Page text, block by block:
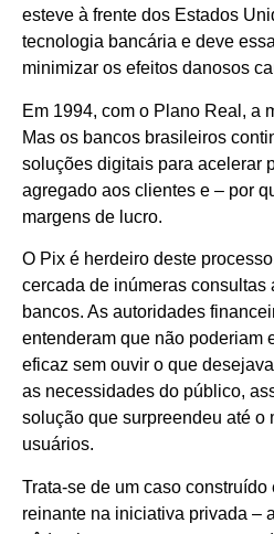
esteve à frente dos Estados
tecnologia bancária e deve
minimizar os efeitos danosos
Em 1994, com o Plano Real, a
Mas os bancos brasileiros
soluções digitais para acelerar
agregado aos clientes e – por
margens de lucro.
O Pix é herdeiro deste
cercada de inúmeras consultas
bancos. As autoridades
entenderam que não poderiam
eficaz sem ouvir o que
as necessidades do público,
solução que surpreendeu até o
usuários.
Trata-se de um caso
reinante na iniciativa privada –